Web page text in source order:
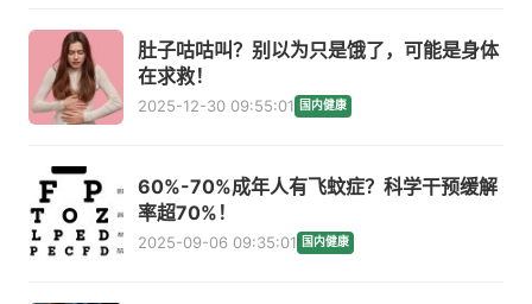
肚子咕咕叫？别以为只是饿了，可能是身体
在求救！
2025-12-30 09:55:01 国内健康
60%-70%成年人有飞蚊症？科学干预缓解
率超70%！
2025-09-06 09:35:01 国内健康